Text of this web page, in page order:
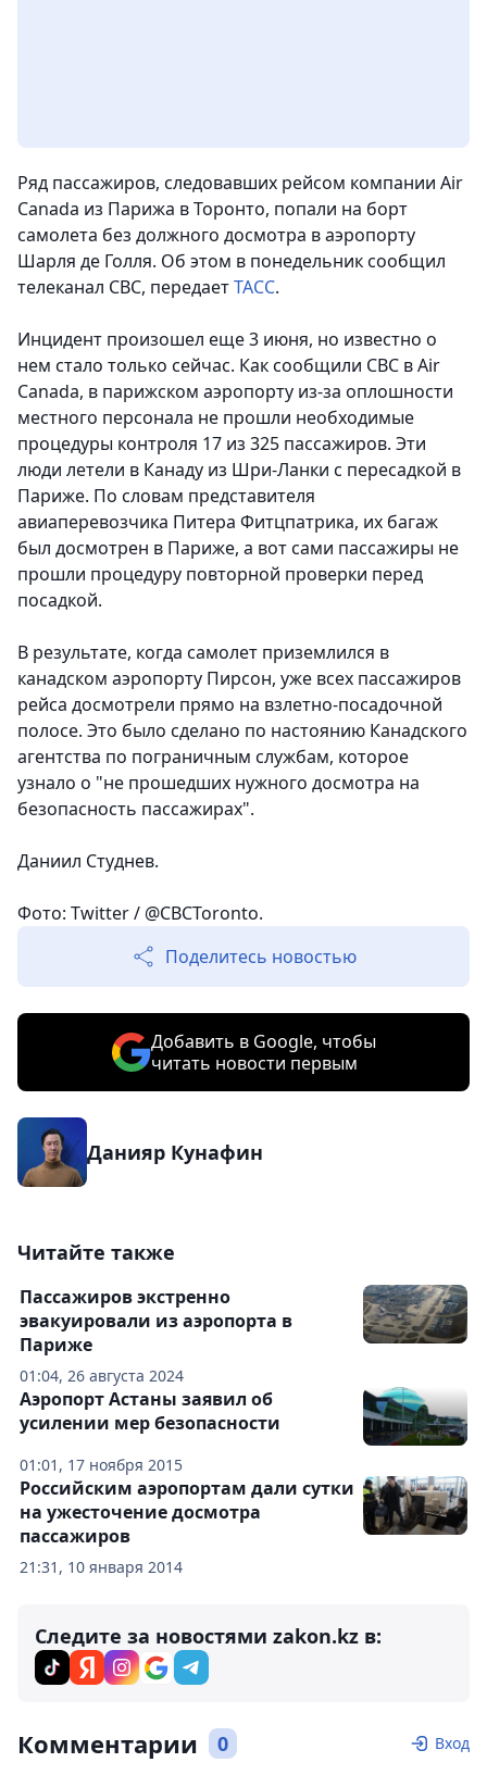
Ряд пассажиров, следовавших рейсом компании Air
Canada из Парижа в Торонто, попали на борт
самолета без должного досмотра в аэропорту
Шарля де Голля. Об этом в понедельник сообщил
телеканал CBC, передаетТАСС.
Инцидент произошел еще 3 июня, но известно о
нем стало только сейчас. Как сообщили CBC в Air
Canada, в парижском аэропорту из-за оплошности
местного персонала не прошли необходимые
процедуры контроля 17 из 325 пассажиров. Эти
люди летели в Канаду из Шри-Ланки с пересадкой в
Париже. По словам представителя
авиаперевозчика Питера Фитцпатрика, их багаж
был досмотрен в Париже, а вот сами пассажиры не
прошли процедуру повторной проверки перед
посадкой.
В результате, когда самолет приземлился в
канадском аэропорту Пирсон, уже всех пассажиров
рейса досмотрели прямо на взлетно-посадочной
полосе. Это было сделано по настоянию Канадского
агентства по пограничным службам, которое
узнало о "не прошедших нужного досмотра на
безопасность пассажирах".
Даниил Студнев.
Фото: Twitter / @CBCToronto.
Поделитесь новостью
Добавить в Google, чтобы
читать новости первым
Данияр Кунафин
Читайте также
01:04, 26 августа 2024
Пассажиров экстренно
эвакуировали из аэропорта в
Париже
01:01, 17 ноября 2015
Аэропорт Астаны заявил об
усилении мер безопасности
21:31, 10 января 2014
Российским аэропортам дали сутки
на ужесточение досмотра
пассажиров
Следите за новостями zakon.kz в:
Комментарии 0 Вход